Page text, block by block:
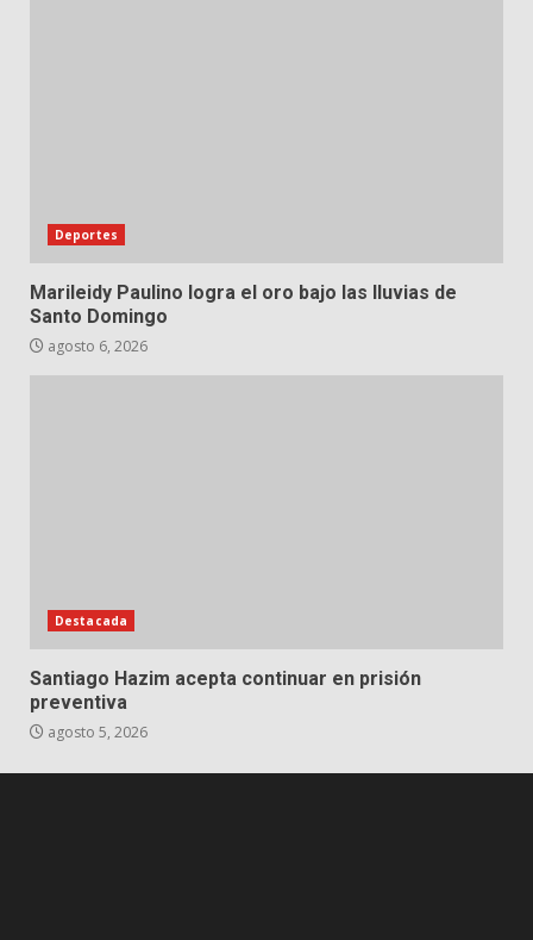
Deportes
Marileidy Paulino logra el oro bajo las lluvias de
Santo Domingo
agosto 6, 2026
Destacada
Santiago Hazim acepta continuar en prisión
preventiva
agosto 5, 2026